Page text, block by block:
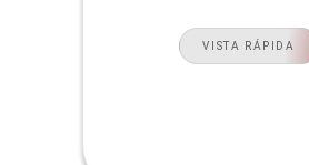
VISTA RÁPIDA